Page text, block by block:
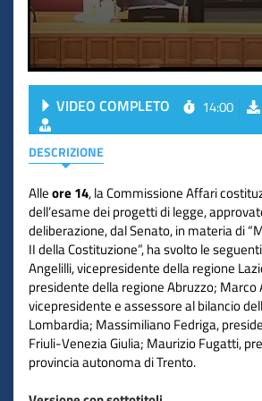
VIDEO COMPLETO 14:00
DESCRIZIONE
Alleore 14, la Commissione Affari
dell’esame dei progetti di legge,
deliberazione, dal Senato, in materia di
II della Costituzione”, ha svolto le
Angelilli, vicepresidente della regione
presidente della regione Abruzzo; Marco
vicepresidente e assessore al bilancio
Lombardia; Massimiliano Fedriga,
Friuli-Venezia Giulia; Maurizio Fugatti,
provincia autonoma di Trento.